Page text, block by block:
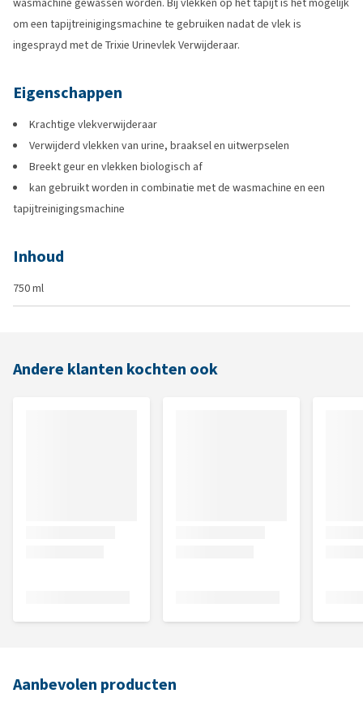
om een tapijtreinigingsmachine te gebruiken nadat de vlek is
ingesprayd met de Trixie Urinevlek Verwijderaar.
Eigenschappen
Krachtige vlekverwijderaar
Verwijderd vlekken van urine, braaksel en uitwerpselen
Breekt geur en vlekken biologisch af
kan gebruikt worden in combinatie met de wasmachine en een
tapijtreinigingsmachine
Inhoud
750 ml
Andere klanten kochten ook
Aanbevolen producten